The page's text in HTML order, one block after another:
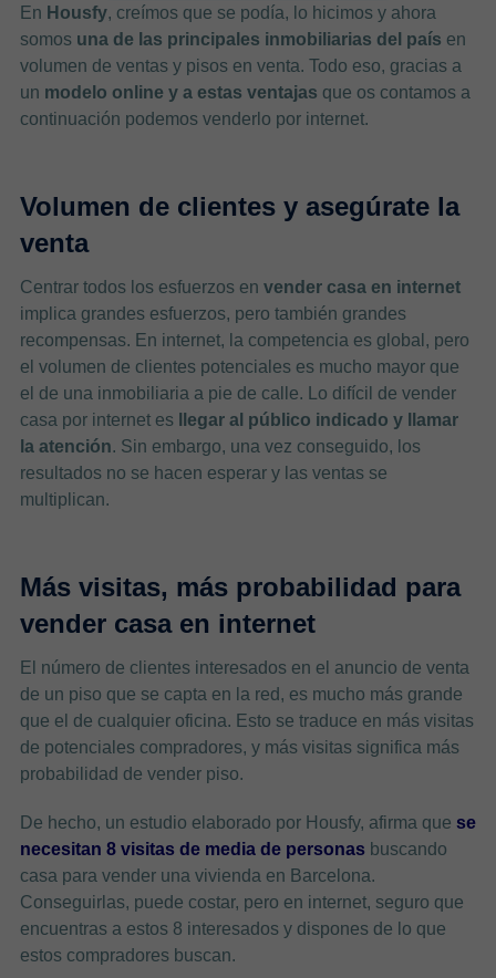
En Housfy, creímos que se podía, lo hicimos y ahora
somos una de las principales inmobiliarias del país en
volumen de ventas y pisos en venta. Todo eso, gracias a
un modelo online y a estas ventajas que os contamos a
continuación podemos venderlo por internet.
Volumen de clientes y asegúrate la
venta
Centrar todos los esfuerzos en vender casa en internet
implica grandes esfuerzos, pero también grandes
recompensas. En internet, la competencia es global, pero
el volumen de clientes potenciales es mucho mayor que
el de una inmobiliaria a pie de calle. Lo difícil de vender
casa por internet es
llegar al público indicado y llamar
la atención. Sin embargo, una vez conseguido, los
resultados no se hacen esperar y las ventas se
multiplican.
Más visitas, más probabilidad para
vender casa en internet
El número de clientes interesados en el anuncio de venta
de un piso que se capta en la red, es mucho más grande
que el de cualquier oficina. Esto se traduce en más visitas
de potenciales compradores, y más visitas significa más
probabilidad de vender piso.
De hecho, un estudio elaborado por Housfy, afirma que se
necesitan 8 visitas de media de personas buscando
casa para vender una vivienda en Barcelona.
Conseguirlas, puede costar, pero en internet, seguro que
encuentras a estos 8 interesados y dispones de lo que
estos compradores buscan.